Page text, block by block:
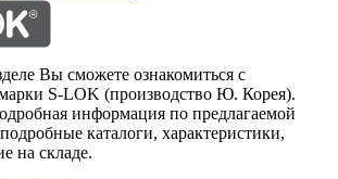
Вы сможете ознакомиться с
S-LOK (производство Ю. Корея).
информация по предлагаемой
каталоги, характеристики,
на складе.